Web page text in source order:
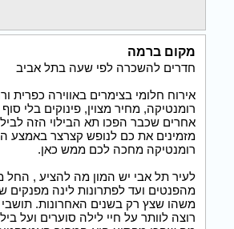
מקום ברמה
חדרים להשכרה לפי שעה בתל אביב
אירוח חלומי בצימרים באווירה
רומנטיקה, מחיר מצוין, פינוקים בלי
אחרים שכבר הפכו תא הבילוי הזה
מזמינים את כם לנופש קצרצר באמצע
רומנטיקה מחכה לכם ממש כאן.
לעיר תל אבי יש המון מה להציע , החל
מהפנטים ועד לפתרונות לינה מפנקים
משהו שצץ רק בשנים האחרונות. תושבי
רוצה לוותר על חיי לילה סוערים ועל